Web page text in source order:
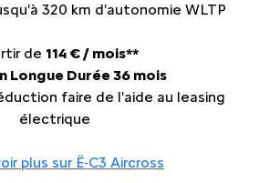
320 km d'autonomie WLTP
de 114 € / mois**
Longue Durée 36 mois
faire de l'aide au leasing
électrique
plus sur Ë-C3 Aircross